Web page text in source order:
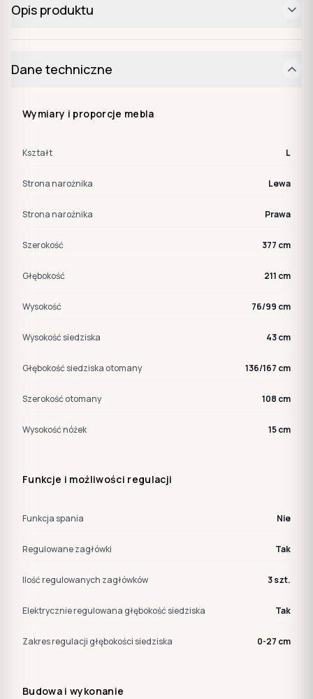
Opis produktu
Dane techniczne
Wymiary i proporcje mebla
Kształt L
Strona narożnika Lewa
Strona narożnika Prawa
Szerokość 377 cm
Głębokość 211 cm
Wysokość 76/99 cm
Wysokość siedziska 43 cm
Głębokość siedziska otomany 136/167 cm
Szerokość otomany 108 cm
Wysokość nóżek 15 cm
Funkcje i możliwości regulacji
Funkcja spania Nie
Regulowane zagłówki Tak
Ilość regulowanych zagłówków 3 szt.
Elektrycznie regulowana głębokość siedziska Tak
Zakres regulacji głębokości siedziska 0-27 cm
Budowa i wykonanie